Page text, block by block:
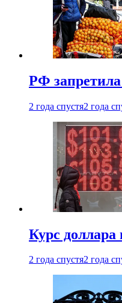
РФ
2 года спустя2 года
Курс доллара
2 года спустя2 года